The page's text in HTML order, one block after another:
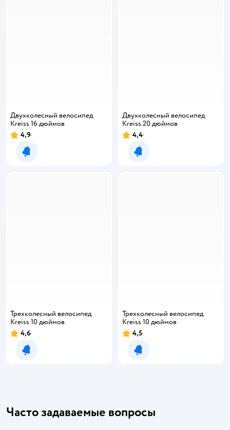
Двухколесный велосипед
Kreiss 16 дюймов
4,9
Уведомить о появлении
Двухколесный велосипед
Kreiss 20 дюймов
4,4
Уведомить о появлении
Трехколесный велосипед
Kreiss 10 дюймов
4,6
Уведомить о появлении
Трехколесный велосипед
Kreiss 10 дюймов
4,5
Уведомить о появлении
Часто задаваемые вопросы